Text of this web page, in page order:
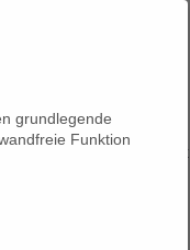
Our Project
grundlegende
Funktion